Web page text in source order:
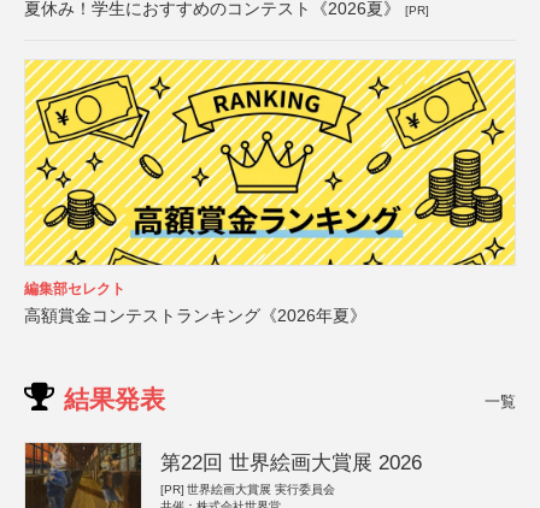
夏休み！学生におすすめのコンテスト《2026夏》 [PR]
編集部セレクト
高額賞金コンテストランキング《2026年夏》
結果発表 一覧
第22回 世界絵画大賞展 2026
[PR] 世界絵画大賞展 実行委員会